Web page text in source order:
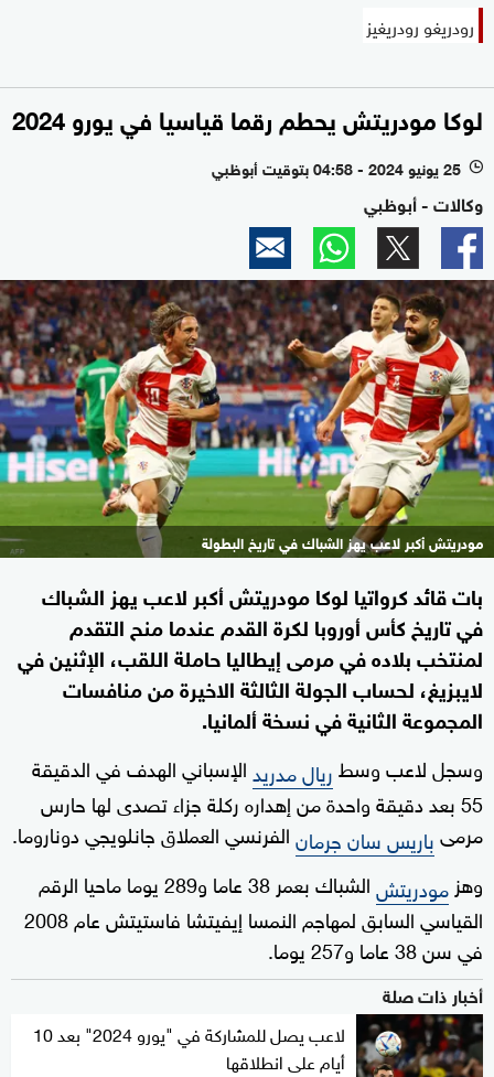
رودريغو رودريغيز
لوكا مودريتش يحطم رقما قياسيا في يورو 2024
l 25 يونيو 2024 - 04:58 بتوقيت أبوظبي
وكالات - أبوظبي
مودريتش أكبر لاعب يهز الشباك في تاريخ البطولة
بات قائد كرواتيا لوكا مودريتش أكبر لاعب يهز الشباك
في تاريخ كأس أوروبا لكرة القدم عندما منح التقدم
لمنتخب بلاده في مرمى إيطاليا حاملة اللقب، الإثنين في
لايبزيغ، لحساب الجولة الثالثة الاخيرة من منافسات
المجموعة الثانية في نسخة ألمانيا.
وسجل لاعب وسطريال مدريدالإسباني الهدف في الدقيقة
55 بعد دقيقة واحدة من إهداره ركلة جزاء تصدى لها حارس
مرمىباريس سان جرمانالفرنسي العملاق جانلويجي دوناروما.
وهز مودريتش
الشباك بعمر 38 عاما و289 يوما ماحيا الرقم
القياسي السابق لمهاجم النمسا إيفيتشا فاستيتش عام 2008
في سن 38 عاما و257 يوما.
أخبار ذات صلة
لاعب يصل للمشاركة في "يورو 2024" بعد 10
أيام على انطلاقها